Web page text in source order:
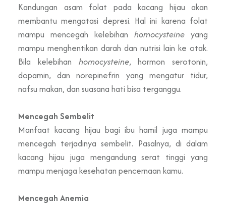
Kandungan asam folat pada kacang hijau akan
membantu mengatasi depresi. Hal ini karena folat
mampu mencegah kelebihan homocysteine yang
mampu menghentikan darah dan nutrisi lain ke otak.
Bila kelebihan homocysteine, hormon serotonin,
dopamin, dan norepinefrin yang mengatur tidur,
nafsu makan, dan suasana hati bisa terganggu.
Mencegah Sembelit
Manfaat kacang hijau bagi ibu hamil juga mampu
mencegah terjadinya sembelit. Pasalnya, di dalam
kacang hijau juga mengandung serat tinggi yang
mampu menjaga kesehatan pencernaan kamu.
Mencegah Anemia